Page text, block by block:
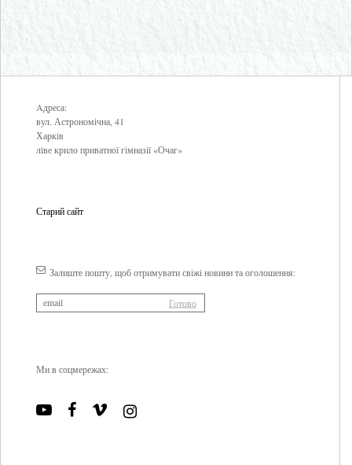
Aдреса:
вул. Астрономічна, 41
Харків
ліве крило приватної гімназії «Очаг»
Старий сайт
Залиште пошту, щоб отримувати свіжі новини та оголошення:
Ми в соцмережах: